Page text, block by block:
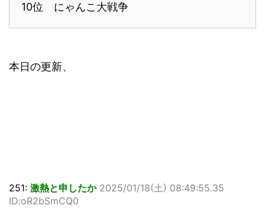
10位 にゃんこ大戦争
本日の更新、
251: 激熱と申したか 2025/01/18(土) 08:49:55.35
ID:oR2bSmCQ0